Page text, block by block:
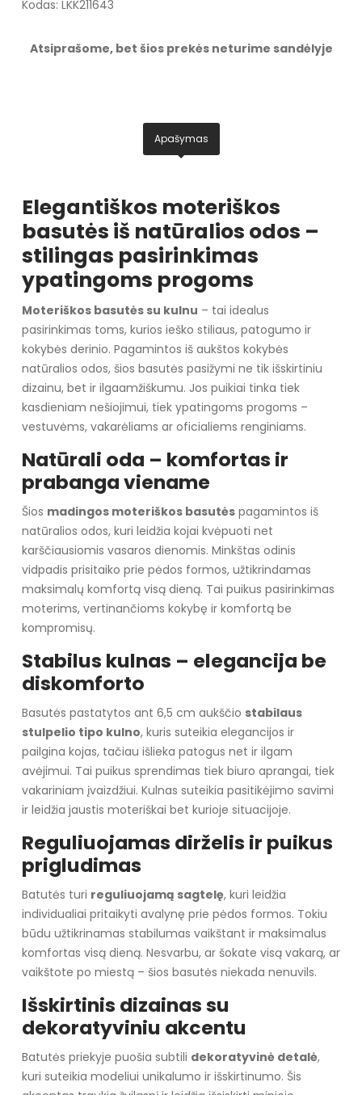
Kodas: LKK211643
Atsiprašome, bet šios prekės neturime sandėlyje
Apašymas
Elegantiškos moteriškos
basutės iš natūralios odos –
stilingas pasirinkimas
ypatingoms progoms
Moteriškos basutės su kulnu – tai idealus
pasirinkimas toms, kurios ieško stiliaus, patogumo ir
kokybės derinio. Pagamintos iš aukštos kokybės
natūralios odos, šios basutės pasižymi ne tik išskirtiniu
dizainu, bet ir ilgaamžiškumu. Jos puikiai tinka tiek
kasdieniam nešiojimui, tiek ypatingoms progoms –
vestuvėms, vakarėliams ar oficialiems renginiams.
Natūrali oda – komfortas ir
prabanga viename
Šios madingos moteriškos basutėspagamintos iš
natūralios odos, kuri leidžia kojai kvėpuoti net
karščiausiomis vasaros dienomis. Minkštas odinis
vidpadis prisitaiko prie pėdos formos, užtikrindamas
maksimalų komfortą visą dieną. Tai puikus pasirinkimas
moterims, vertinančioms kokybę ir komfortą be
kompromisų.
Stabilus kulnas – elegancija be
diskomforto
Basutės pastatytos ant 6,5 cm aukščio stabilaus
stulpelio tipo kulno, kuris suteikia elegancijos ir
pailgina kojas, tačiau išlieka patogus net ir ilgam
avėjimui. Tai puikus sprendimas tiek biuro aprangai, tiek
vakariniam įvaizdžiui. Kulnas suteikia pasitikėjimo savimi
ir leidžia jaustis moteriškai bet kurioje situacijoje.
Reguliuojamas dirželis ir puikus
prigludimas
Batutės turi reguliuojamą sagtelę, kuri leidžia
individualiai pritaikyti avalynę prie pėdos formos. Tokiu
būdu užtikrinamas stabilumas vaikštant ir maksimalus
komfortas visą dieną. Nesvarbu, ar šokate visą vakarą, ar
vaikštote po miestą – šios basutės niekada nenuvils.
Išskirtinis dizainas su
dekoratyviniu akcentu
Batutės priekyje puošia subtili dekoratyvinė detalė,
kuri suteikia modeliui unikalumo ir išskirtinumo. Šis